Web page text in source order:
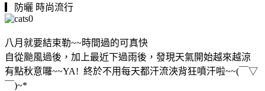
▎防曬 時尚流行
八月就要結束勒~~時間過的可真快
自從颱風過後，加上最近下過雨後，發現天氣開始越來越涼
有點秋意囉~~YA! 終於不用每天都汗流浹背狂噴汗啦~~(￣▽
￣)~*